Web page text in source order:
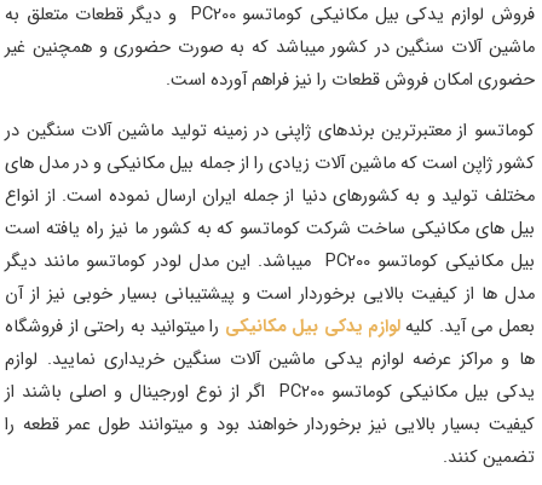
فروش لوازم یدکی بیل مکانیکی کوماتسو PC200 و دیگر قطعات متعلق به
ماشین آلات سنگین در کشور میباشد که به صورت حضوری و همچنین غیر
حضوری امکان فروش قطعات را نیز فراهم آورده است.
کوماتسو از معتبرترین برندهای ژاپنی در زمینه تولید ماشین آلات سنگین در
کشور ژاپن است که ماشین آلات زیادی را از جمله بیل مکانیکی و در مدل های
مختلف تولید و به کشورهای دنیا از جمله ایران ارسال نموده است. از انواع
بیل های مکانیکی ساخت شرکت کوماتسو که به کشور ما نیز راه یافته است
بیل مکانیکی کوماتسو PC200 میباشد. این مدل لودر کوماتسو مانند دیگر
مدل ها از کیفیت بالایی برخوردار است و پیشتیبانی بسیار خوبی نیز از آن
بعمل می آید. کلیهلوازم یدکی بیل مکانیکی را میتوانید به راحتی از فروشگاه
ها و مراکز عرضه لوازم یدکی ماشین آلات سنگین خریداری نمایید. لوازم
یدکی بیل مکانیکی کوماتسو PC200 اگر از نوع اورجینال و اصلی باشند از
کیفیت بسیار بالایی نیز برخوردار خواهند بود و میتوانند طول عمر قطعه را
تضمین کنند.